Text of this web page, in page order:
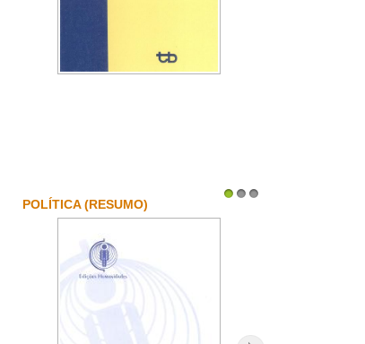
POLÍTICA (RESUMO)